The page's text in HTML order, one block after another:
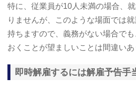
特に、従業員が10人未満の場合、
りませんが、このような場面では
持ちますので、義務がない場合で
おくことが望ましいことは間違いあ
即時解雇するには解雇予告手